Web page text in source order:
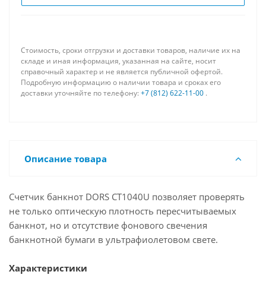
Стоимость, сроки отгрузки и доставки товаров, наличие их на
складе и иная информация, указанная на сайте, носит
справочный характер и не является публичной офертой.
Подробную информацию о наличии товара и сроках его
доставки уточняйте по телефону: +7 (812) 622-11-00 .
Описание товара
Счетчик банкнот DORS CT1040U позволяет проверять
не только оптическую плотность пересчитываемых
банкнот, но и отсутствие фонового свечения
банкнотной бумаги в ультрафиолетовом свете.
Характеристики